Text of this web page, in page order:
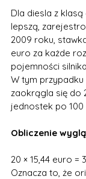
Dla diesla z klasą
lepszą,
2009 roku,
euro za każde
pojemności
W tym przypadku
zaokrągla się do
jednostek po 100
Obliczenie
20 × 15,44 euro =
Oznacza to, że